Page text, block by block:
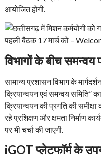
आयोजित होगी.
विभागों के बीच
सामान्य प्रशासन विभाग के
क्रियान्वयन एवं समन्वय समिति”
क्रियान्वयन की प्रगति की
रहे प्रशिक्षण और क्षमता निर्माण
पर भी चर्चा की जाएगी.
iGOT प्लेटफॉर्म के